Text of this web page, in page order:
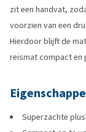
zit een handvat,
voorzien van een
Hierdoor blijft de
reismat compact en
Superzachte